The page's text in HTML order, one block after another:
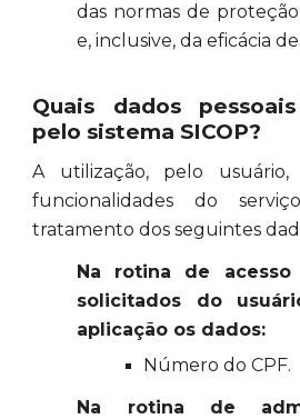
das normas de
e, inclusive, da eficácia
Quais dados
pelo sistema SICOP?
A utilização, pelo usuário,
funcionalidades do
tratamento dos seguintes
Na rotina de acesso
solicitados do
aplicação os dados:
Número do CPF.
Na rotina de